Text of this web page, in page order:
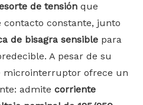
de tensión que
constante, junto
de bisagra sensible para
A pesar de su
microinterruptor ofrece un
admite corriente